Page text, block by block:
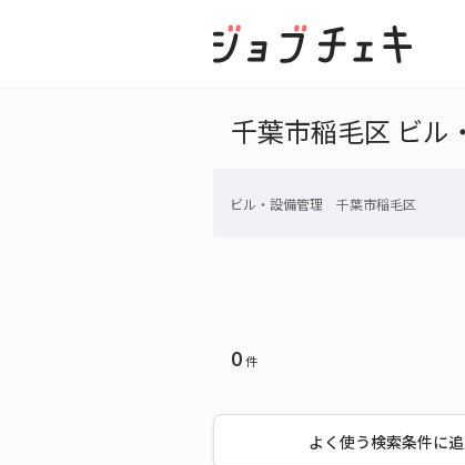
千葉市稲毛区 ビル
ビル・設備管理 千葉市稲毛区
0件
よく使う検索条件に